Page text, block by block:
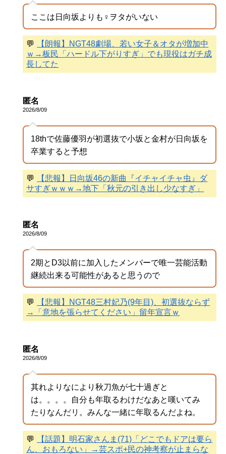
ここは日向坂よりも♀ヲタがいない
💬
【朗報】NGT48劇場、若い女子＆オタが増加中
ｗ→板民「ハードル下がりすぎ」でも現役はガチ成
長してた
匿名
2026/8/09
18thで佐藤優羽が初選抜で小坂と金村が日向坂を
卒業すると予想
💬
【悲報】日向坂46の新曲『イチャイチャ虫』ダ
サすぎｗｗｗ→地下「秋元の引き出し少なすぎ」
匿名
2026/8/09
2期とD3以前に加入したメンバーで唯一芸能活動
継続出来る可能性があると思うので
💬
【悲報】NGT48三村妃乃(9年目)、初選抜ならず
→「意地を張らせてください」留年宣言ｗ
匿名
2026/8/09
其れよりなにより秋刀魚が七十過ぎと
は。。。。自分も年取るわけだなあと嘆いてみ
たりなんだリ。みんな一緒に年取るんだよね。
💬
【話題】明石家さんま(71)「どこでもドアは要ら
ん、おもろない」→芸スポ+民の神考察が止まらな